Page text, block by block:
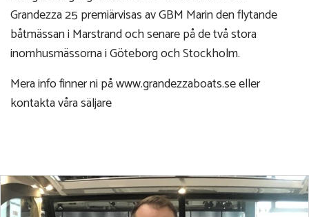
Grandezza 25 premiärvisas av GBM Marin den flytande
båtmässan i Marstrand och senare på de två stora
inomhusmässorna i Göteborg och Stockholm.
Mera info finner ni på www.grandezzaboats.se eller
kontakta våra säljare